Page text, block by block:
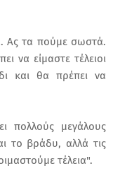
Ας τα πούμε σωστά.
να είμαστε τέλειοι
και θα πρέπει να
πολλούς μεγάλους
το βράδυ, αλλά τις
τέλεια".